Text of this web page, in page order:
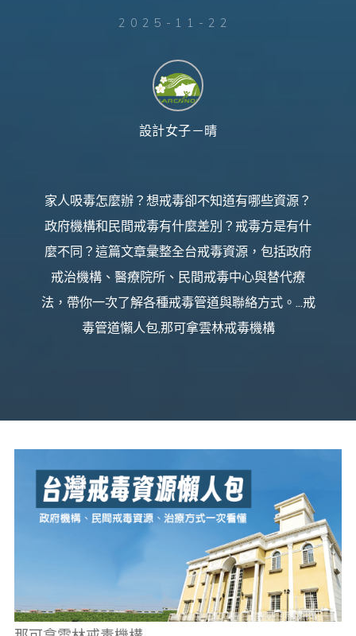
毒
為
念，
協
毒
癮
擺
脫
癮、
修
家
庭
詢
05-
話
內
容
將
全
程
2025-11-22
設計女子－晴
家人吸毒怎麼辦？想戒毒卻不知道有哪些資源？
政府機構和民間戒毒有什麼差別？戒毒方是有什
麼不同？這篇文章彙整全台戒毒資源，包括政府
戒治機構、醫療院所、民間戒毒中心與替代療
法，帶你一次了解各種戒毒管道與聯絡方式。...戒
毒管道懶人包,那可拿雲林戒毒機構